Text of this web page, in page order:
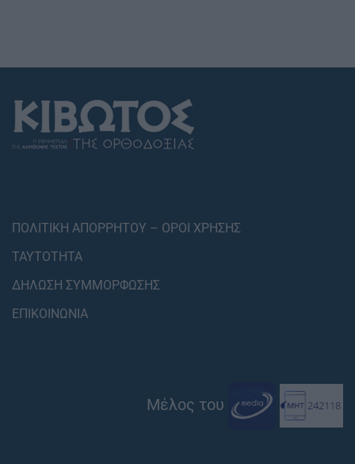
ΠΟΛΙΤΙΚΗ ΑΠΟΡΡΗΤΟΥ – ΟΡΟΙ ΧΡΗΣΗΣ
ΤΑΥΤΟΤΗΤΑ
ΔΗΛΩΣΗ ΣΥΜΜΟΡΦΩΣΗΣ
ΕΠΙΚΟΙΝΩΝΙΑ
Μέλος του